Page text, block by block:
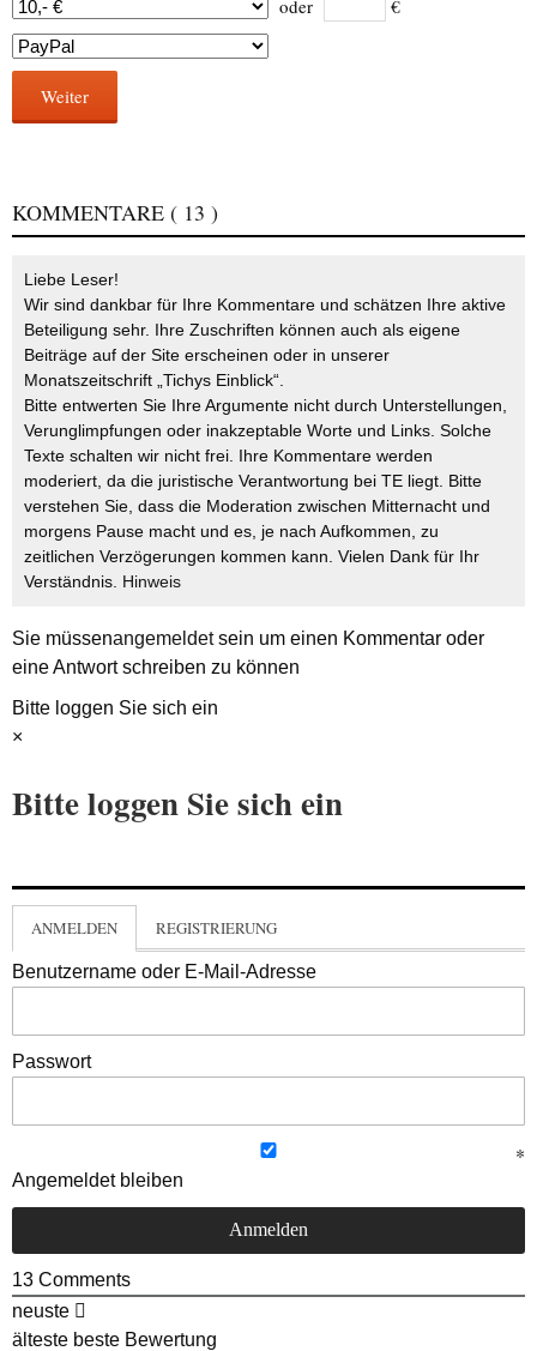
oder €
Weiter
KOMMENTARE ( 13 )
Liebe Leser!
Wir sind dankbar für Ihre Kommentare und schätzen Ihre aktive
Beteiligung sehr. Ihre Zuschriften können auch als eigene
Beiträge auf der Site erscheinen oder in unserer
Monatszeitschrift „Tichys Einblick“.
Bitte entwerten Sie Ihre Argumente nicht durch Unterstellungen,
Verunglimpfungen oder inakzeptable Worte und Links. Solche
Texte schalten wir nicht frei. Ihre Kommentare werden
moderiert, da die juristische Verantwortung bei TE liegt. Bitte
verstehen Sie, dass die Moderation zwischen Mitternacht und
morgens Pause macht und es, je nach Aufkommen, zu
zeitlichen Verzögerungen kommen kann. Vielen Dank für Ihr
Verständnis. Hinweis
Sie müssenangemeldetsein um einen Kommentar oder
eine Antwort schreiben zu können
Bitte loggen Sie sich ein
×
Bitte loggen Sie sich ein
ANMELDEN REGISTRIERUNG
Benutzername oder E-Mail-Adresse
Passwort
Angemeldet bleiben
13 Comments
neuste
älteste beste Bewertung